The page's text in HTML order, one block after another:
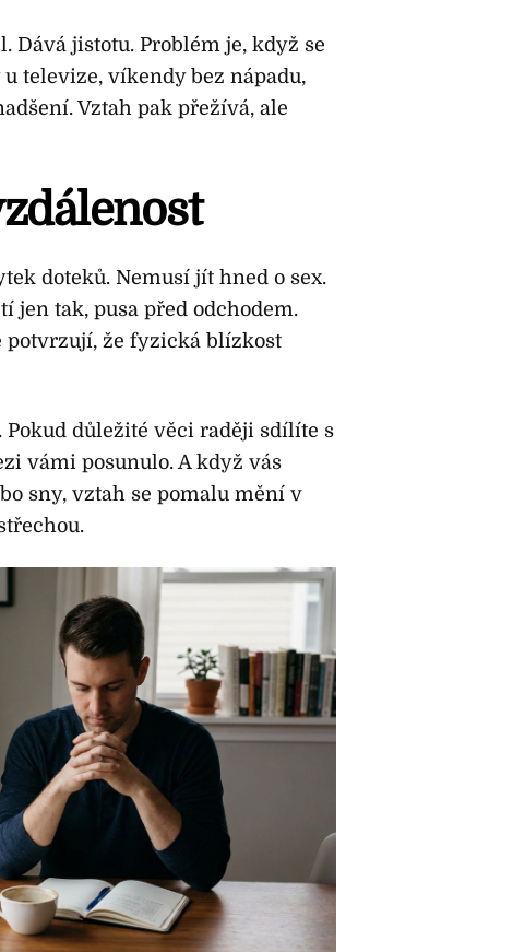
Dává jistotu. Problém je, když se
televize, víkendy bez nápadu,
Vztah pak přežívá, ale
doteků. Nemusí jít hned o sex.
jen tak, pusa před odchodem.
potvrzují, že fyzická blízkost
důležité věci raději sdílíte s
vámi posunulo. A když vás
sny, vztah se pomalu mění v